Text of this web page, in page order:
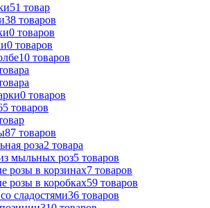
51 товар
38 товаров
0 товаров
0 товаров
10 товаров
0 товаров
товаров
87 товаров
роза2 товара
мыльных роз5 товаров
розы в корзинах7 товаров
розы в коробках59 товаров
сладостями36 товаров